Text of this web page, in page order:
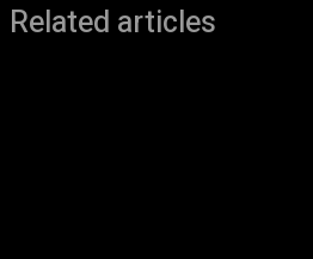
Related articles